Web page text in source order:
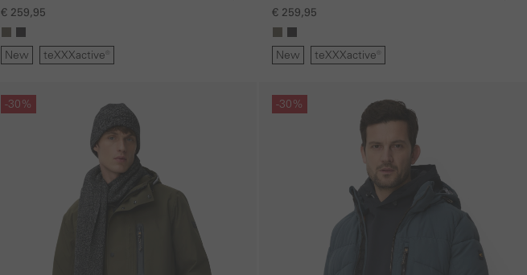
afritsbare capuchon
€ 259,95
New teXXXactive®
afritsbare capuchon
€ 259,95
New teXXXactive®
-30% -30%